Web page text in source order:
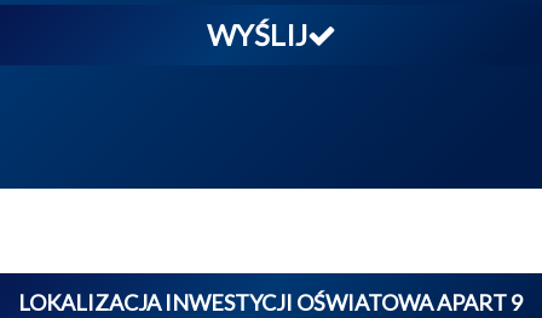
WYŚLIJ
LOKALIZACJA INWESTYCJI OŚWIATOWA APART 9